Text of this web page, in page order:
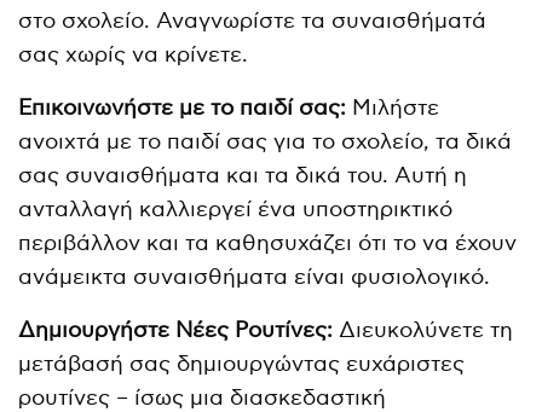
στο σχολείο. Αναγνωρίστε τα συναισθήματά
σας χωρίς να κρίνετε.
Επικοινωνήστε με το παιδί σας: Μιλήστε
ανοιχτά με το παιδί σας για το σχολείο, τα δικά
σας συναισθήματα και τα δικά του. Αυτή η
ανταλλαγή καλλιεργεί ένα υποστηρικτικό
περιβάλλον και τα καθησυχάζει ότι το να έχουν
ανάμεικτα συναισθήματα είναι φυσιολογικό.
Δημιουργήστε Νέες Ρουτίνες: Διευκολύνετε τη
μετάβασή σας δημιουργώντας ευχάριστες
ρουτίνες – ίσως μια διασκεδαστική